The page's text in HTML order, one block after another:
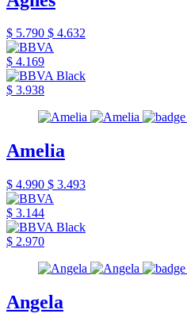
$ 5.790 $ 4.632
$ 4.169
$ 3.938
Amelia
$ 4.990 $ 3.493
$ 3.144
$ 2.970
Angela